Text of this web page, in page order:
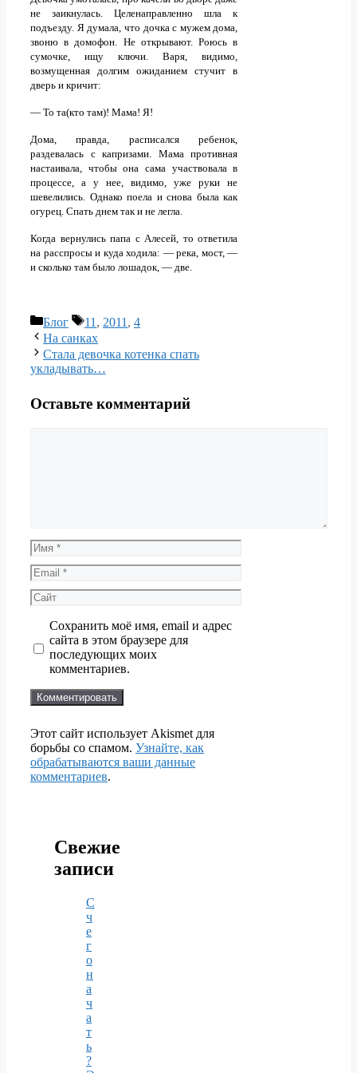
не заикнулась. Целенаправленно шла к
подъезду. Я думала, что дочка с мужем дома,
звоню в домофон. Не открывают. Роюсь в
сумочке, ищу ключи. Варя, видимо,
возмущенная долгим ожиданием стучит в
дверь и кричит:
— То та(кто там)! Мама! Я!
Дома, правда, расписался ребенок,
раздевалась с капризами. Мама противная
настаивала, чтобы она сама участвовала в
процессе, а у нее, видимо, уже руки не
шевелились. Однако поела и снова была как
огурец. Спать днем так и не легла.
Когда вернулись папа с Алесей, то ответила
на расспросы и куда ходила: — река, мост, —
и сколько там было лошадок, — две.
Рубрики
Блог Метки
11 , 2011 , 4
На санках
Стала девочка котенка спать
укладывать…
Оставьте комментарий
Имя
Email
Сайт
Сохранить моё имя, email и адрес
сайта в этом браузере для
последующих моих
комментариев.
Этот сайт использует Akismet для
борьбы со спамом. Узнайте, как
обрабатываются ваши данные
комментариев.
Свежие
записи
С
ч
е
г
о
н
а
ч
а
т
ь
?